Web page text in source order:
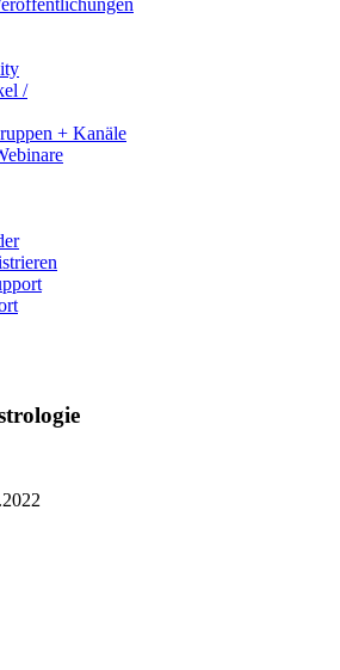
/
+ Kanäle